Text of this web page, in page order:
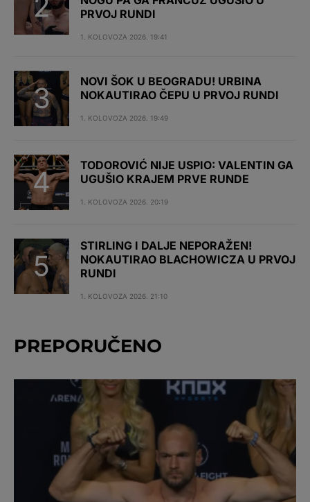
PRVOJ RUNDI
1. KOLOVOZA 2026. 19:41
NOVI ŠOK U BEOGRADU! URBINA
NOKAUTIRAO ČEPU U PRVOJ RUNDI
1. KOLOVOZA 2026. 19:49
TODOROVIĆ NIJE USPIO: VALENTIN GA
UGUŠIO KRAJEM PRVE RUNDE
1. KOLOVOZA 2026. 20:19
STIRLING I DALJE NEPORAŽEN!
NOKAUTIRAO BLACHOWICZA U PRVOJ
RUNDI
1. KOLOVOZA 2026. 21:10
PREPORUČENO